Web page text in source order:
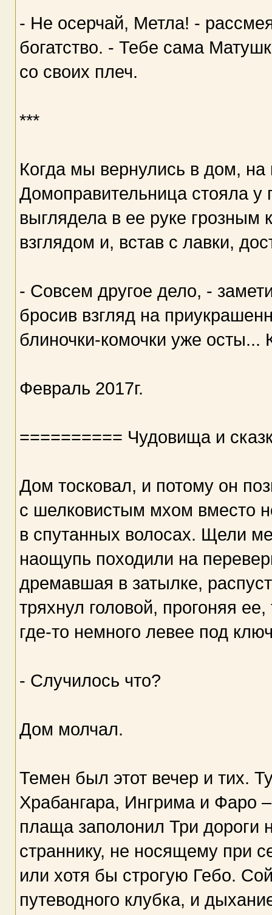
- Не осерчай, Метла! -
богатство. - Тебе сама
со своих плеч.
***
Когда мы вернулись в дом, на
Домоправительница стояла у
выглядела в ее руке грозным
взглядом и, встав с лавки,
- Совсем другое дело, -
бросив взгляд на
блиночки-комочки уже осты...
Февраль 2017г.
========== Чудовища и
Дом тосковал, и потому он
с шелковистым мхом вместо
в спутанных волосах. Щели
наощупь походили на
дремавшая в затылке,
тряхнул головой, прогоняя
где-то немного левее под
- Случилось что?
Дом молчал.
Темен был этот вечер и тих.
Храбангара, Ингрима и Фаро
плаща заполонил Три дороги
страннику, не носящему при
или хотя бы строгую Гебо.
путеводного клубка, и